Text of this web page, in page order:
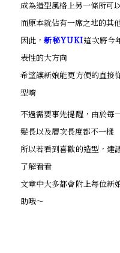
成為造型風格上另一條所可
而原本就佔有一席之地的其
因此， 新秘YUKI這次將今
表性的大方向
希望讓新娘能更方便的直接
型唷
不過需要事先提醒，由於每
髮長以及層次長度都不一樣
所以若看到喜歡的造型，建
了解看看
文章中大多都會附上每位新
助哦～